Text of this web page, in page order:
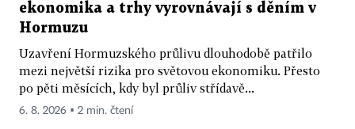
ekonomika a trhy vyrovnávají s děním v
Hormuzu
Uzavření Hormuzského průlivu dlouhodobě patřilo
mezi největší rizika pro světovou ekonomiku. Přesto
po pěti měsících, kdy byl průliv střídavě...
6. 8. 2026 ▪ 2 min. čtení